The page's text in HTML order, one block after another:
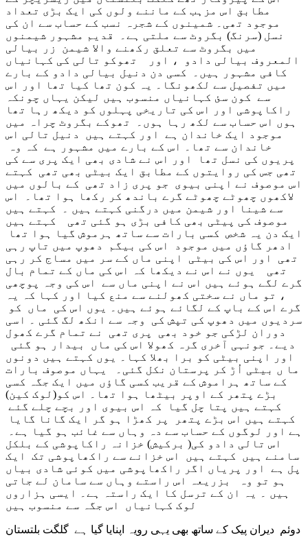
مطابق اس مزہب کے ماننے ولوں کی ایک بڑی تعداد
موجود تھی۔ شمینوں کے شجرہ نسب کے حساب سے ان کی
نسل (سرنگ) بگروٹ سے ملتی ہے۔ قدیم مشہور شیمنوں
میں بگروٹ سے تعلق رکھنے والا شیمن زر بیالی
المعروف بیالی دادو ، اور تھوکو تالی کی کہانیاں
کافی مشہور ہیں۔ کسی دن دنیل بیالی دادو کے بارے
میں تفصیل سے لکھونگا۔ یہ کون تھا کیا تھا اور اس
سے کون سئ کہانیاں منسوب ہیں لیکن یہاں چونکہ
راکاپوشی اور اس کی تاریخی پہلوں کو دیکھ رہا تھا
ہوں اس حساب سے لکھ رہا ہوں۔ تھوکے بگروٹ چراہ میں
موجود ایک خاندان ہے اور کہتے ہیں دنیل تالی اس
خاندان سے تھا۔ اس کے بارے میں مشہور ہے کہ وہ
پریوں کی نسل تھا اور اس نے شادی بھی ایک پری سے کی
تھی جس کی روایتوں کے مطابق ایک بیٹی بھی تھی کہتے
اس موصوف نے اپنی بیوی جو پری زاد تھی کے بالوں میں
لاکھوں چھوٹے چھوٹے گرے باندھ کر رکھا ہوا تھا۔ اس
سے شینا اور شیمن میں درگنی کہتے ہیں ۔ کہتے ہیں
موصوف کی پیٹی بھی کافی بڑی ہو گئی تھی کہتے ہیں
ایک دن یہ شخص کسی بارات سے ساتھ ہرموش گیا ہوا تھا
ادھر گاؤں میں موجود اس کی بیگم دھوپ میں تاپ رہی
تھی اور اس کی بیٹی اپنی ماں کے سر میں مساج کر رہی
تھی یوں نے اس نے دیکھا کہ اس کی ماں کے تمام بال
گرے لگے ہوئے ہیں اس نے اپنی ماں سے اس کی وجہ پوچھی
، تو ماں نے سختی کھولنے سے منع کیا اور کہا کہ یہ
گرے اس کے باپ کے لگائے ہوئے ہیں۔ یوں اس کی ماں کو
سردیوں میں دھوپ کی تپش کی وجہ سے انکھ لگ گئی ۔ اسی
دوران لڑکی جو خود بھی پری تھی نے تمام گرے کھول
دیے۔ جونہی آخری گرہ کھولا اس کی ماں بیدار ہو گئی
اور اپنی بیٹی کو برا بھلا کہا۔ یوں کہتے ہیں دونوں
ما ں بیٹی اُڑ کر پرستان نکل گئی۔ یہاں موصوف بارات
کے ساتھ ہراموش کے قریب کسی گاؤں میں ایک جگہ کسی
بڑے پتھر کے اوپر بیٹھا ہوا تھا۔ اس کو(لوک کین)
کہتے ہیں پتا چل گیا کہ اس بیوی اور بچے چلے گئے
کہتے ہیں اس بڑے پتھر پر کھڑا ہو گر ایک گانا گایا
ہے اور لوگوں کے حساب سے دہ وہاں سے غائب ہو گیا ہے۔
اس تالی دادو کی( برکیش) خزانہ راکاپوشی کے بلکل
سامنے ہیں کہتے ہیں اس خزانے سے راکھاپوشی تک ایک
پل ہے اور پریاں اگر راکھاپوشی میں کوئی شادی بیاں
ہو تو وہ بزریعہ اس راستے وہاں سے سامان لے جاتی
ہیں ۔ یہ ان کے ترسل کا ایک راستہ ہے۔ ایسی ہزاروں
لوک کہانیاں اس جگہ سے منسوب ہیں
دوئم دیران پیک کے ساتھ بھی یہی رویہ اپنایا گیا ہے گلگت بلتستان